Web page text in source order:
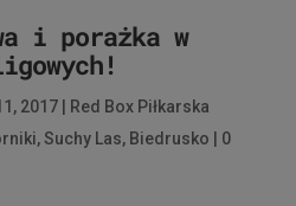
i porażka w
2017|
Red Box Piłkarska
,Suchy Las, Biedrusko
0